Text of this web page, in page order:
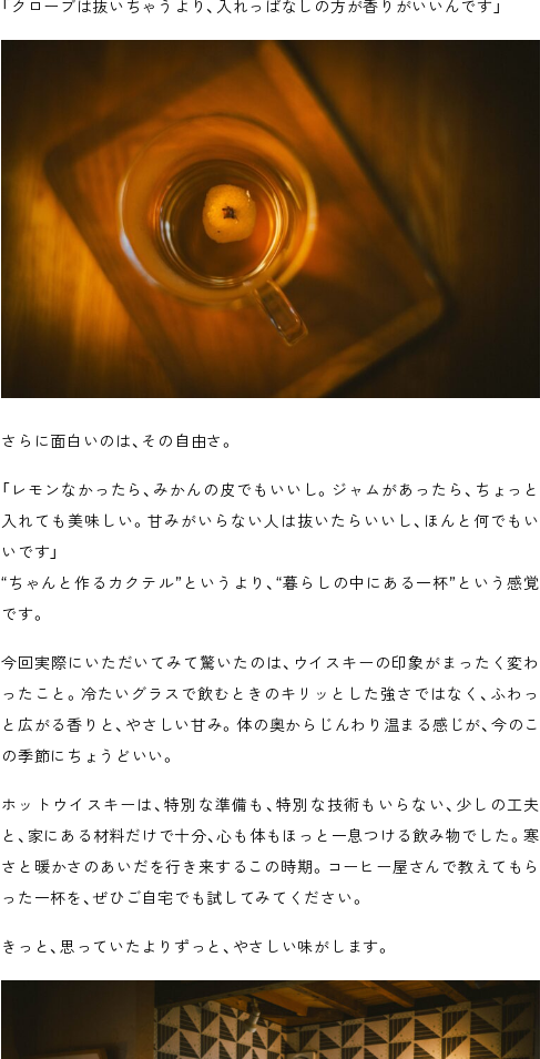
「クローブは抜いちゃうより、入れっぱなしの方が香りがいいんです」
さらに面白いのは、その自由さ。
「レモンなかったら、みかんの皮でもいいし。ジャムがあったら、ちょっと
入れても美味しい。甘みがいらない人は抜いたらいいし、ほんと何でもい
いです」
“ちゃんと作るカクテル”というより、“暮らしの中にある一杯”という感覚
です。
今回実際にいただいてみて驚いたのは、ウイスキーの印象がまったく変わ
ったこと。冷たいグラスで飲むときのキリッとした強さではなく、ふわっ
と広がる香りと、やさしい甘み。体の奥からじんわり温まる感じが、今のこ
の季節にちょうどいい。
ホットウイスキーは、特別な準備も、特別な技術もいらない、少しの工夫
と、家にある材料だけで十分、心も体もほっと一息つける飲み物でした。寒
さと暖かさのあいだを行き来するこの時期。コーヒー屋さんで教えてもら
った一杯を、ぜひご自宅でも試してみてください。
きっと、思っていたよりずっと、やさしい味がします。